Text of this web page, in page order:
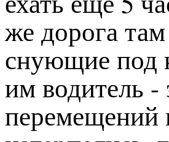
же дорога
снующие под
им водитель -
перемещений